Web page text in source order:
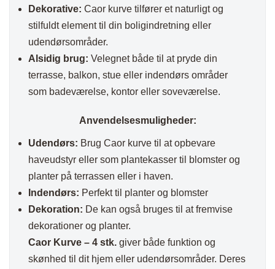
Dekorative: Caor kurve tilfører et naturligt og
stilfuldt element til din boligindretning eller
udendørsområder.
Alsidig brug: Velegnet både til at pryde din
terrasse, balkon, stue eller indendørs områder
som badeværelse, kontor eller soveværelse.
Anvendelsesmuligheder:
Udendørs: Brug Caor kurve til at opbevare
haveudstyr eller som plantekasser til blomster og
planter på terrassen eller i haven.
Indendørs: Perfekt til planter og blomster
Dekoration: De kan også bruges til at fremvise
dekorationer og planter.
Caor Kurve – 4 stk. giver både funktion og
skønhed til dit hjem eller udendørsområder. Deres